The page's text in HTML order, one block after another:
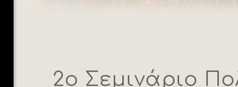
2ο Σεμινάριο